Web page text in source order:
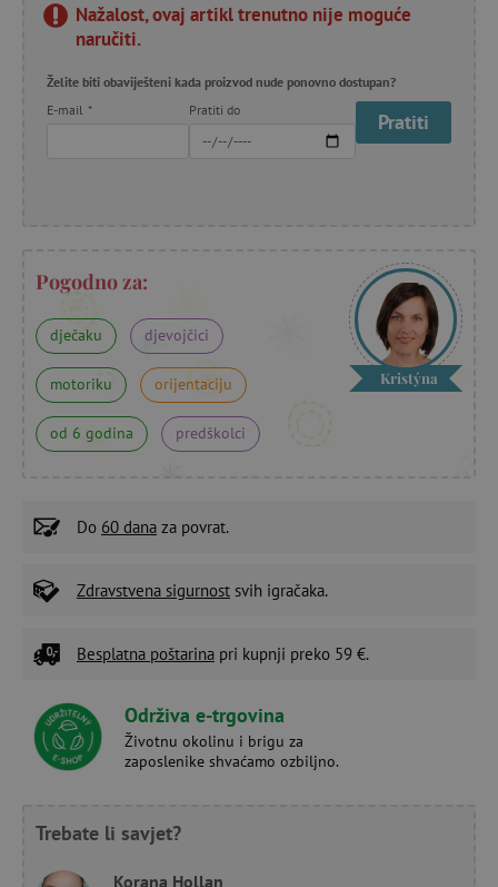
Nažalost, ovaj artikl trenutno nije moguće
naručiti.
Želite biti obaviješteni kada proizvod nude ponovno dostupan?
E-mail * Pratiti do Pratiti
Pogodno za:
dječaku djevojčici
motoriku orijentaciju
od 6 godina predškolci
Kristýna
Do 60 dana za povrat.
Zdravstvena sigurnost svih igračaka.
Besplatna poštarina pri kupnji preko 59 €.
Održiva e-trgovina
Životnu okolinu i brigu za
zaposlenike shvaćamo ozbiljno.
Trebate li savjet?
Korana Hollan